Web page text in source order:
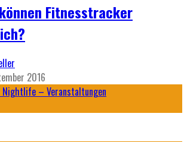
Fitnesstracker
2016
– Veranstaltungen